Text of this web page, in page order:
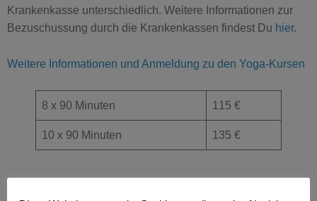
Krankenkasse unterschiedlich. Weitere Informationen zur
Bezuschussung durch die Krankenkassen findest Du hier.
Weitere Informationen und Anmeldung zu den Yoga-Kursen
8 x 90 Minuten 115 €
10 x 90 Minuten 135 €